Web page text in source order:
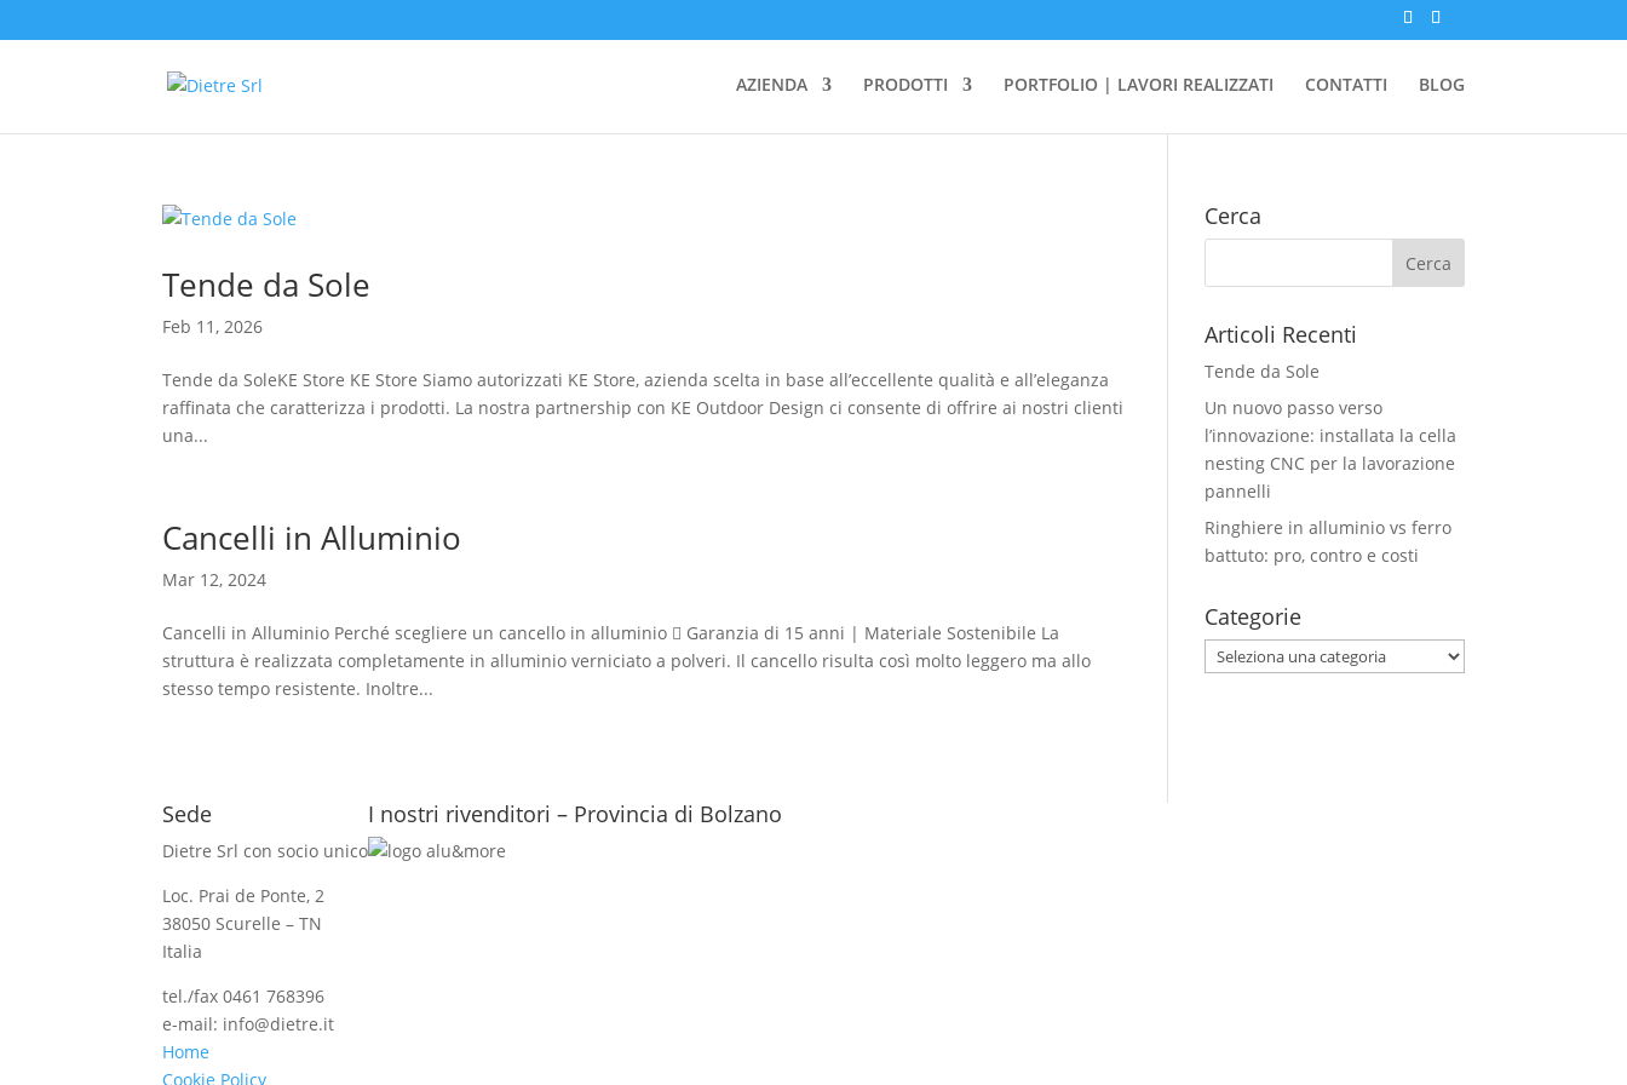
AZIENDA PRODOTTI PORTFOLIO | LAVORI REALIZZATI CONTATTI BLOG
Tende da Sole
Feb 11, 2026
Tende da SoleKE Store KE Store Siamo autorizzati KE Store, azienda scelta in base all’eccellente qualità e all’eleganza
raffinata che caratterizza i prodotti. La nostra partnership con KE Outdoor Design ci consente di offrire ai nostri clienti
una...
Cancelli in Alluminio
Mar 12, 2024
Cancelli in Alluminio Perché scegliere un cancello in alluminio  Garanzia di 15 anni | Materiale Sostenibile La
struttura è realizzata completamente in alluminio verniciato a polveri. Il cancello risulta così molto leggero ma allo
stesso tempo resistente. Inoltre...
Cerca
Articoli Recenti
Tende da Sole
Un nuovo passo verso
l’innovazione: installata la cella
nesting CNC per la lavorazione
pannelli
Ringhiere in alluminio vs ferro
battuto: pro, contro e costi
Categorie
Categorie
Sede
Dietre Srl con socio unico
Loc. Prai de Ponte, 2
38050 Scurelle – TN
Italia
tel./fax 0461 768396
e-mail: info@dietre.it
I nostri rivenditori – Provincia di Bolzano
Home
Cookie Policy